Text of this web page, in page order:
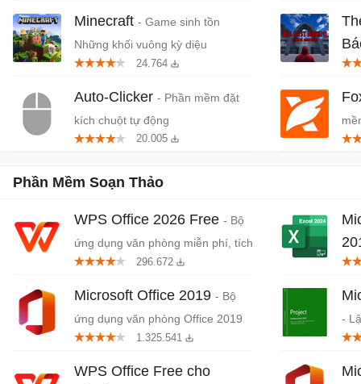
Minecraft - Game sinh tồn
Những khối vuông kỳ diệu
24.764
Auto-Clicker - Phần mềm đặt
kích chuột tự động
20.005
Phần Mềm Soạn Thảo
WPS Office 2026 Free - Bộ
ứng dụng văn phòng miễn phí, tích
hợp AI
296.672
Microsoft Office 2019 - Bộ
ứng dụng văn phòng Office 2019
1.325.541
WPS Office Free cho
và
-